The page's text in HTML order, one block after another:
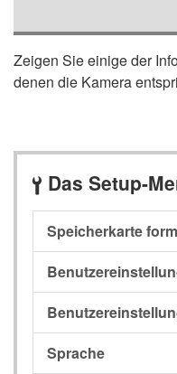
Zeigen Sie einige der
denen die Kamera
B Das Setup-
Speicherkarte
Sprache